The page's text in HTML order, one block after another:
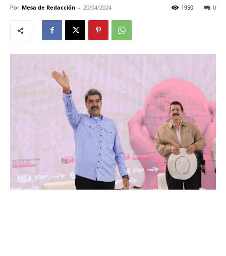
Por Mesa de Redacción - 20/04/2024 0
1950